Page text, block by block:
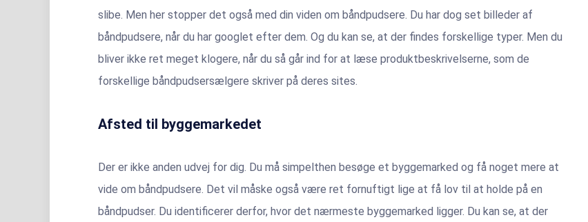
slibe. Men her stopper det også med din viden om båndpudsere. Du har dog set billeder af
båndpudsere, når du har googlet efter dem. Og du kan se, at der findes forskellige typer. Men du
bliver ikke ret meget klogere, når du så går ind for at læse produktbeskrivelserne, som de
forskellige båndpudsersælgere skriver på deres sites.
Afsted til byggemarkedet
Der er ikke anden udvej for dig. Du må simpelthen besøge et byggemarked og få noget mere at
vide om båndpudsere. Det vil måske også være ret fornuftigt lige at få lov til at holde på en
båndpudser. Du identificerer derfor, hvor det nærmeste byggemarked ligger. Du kan se, at der